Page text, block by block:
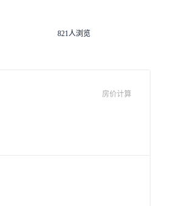
821人浏览
房价计算